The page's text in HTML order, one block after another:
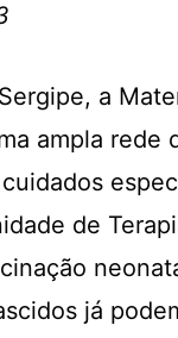
a
ampla rede
de
já